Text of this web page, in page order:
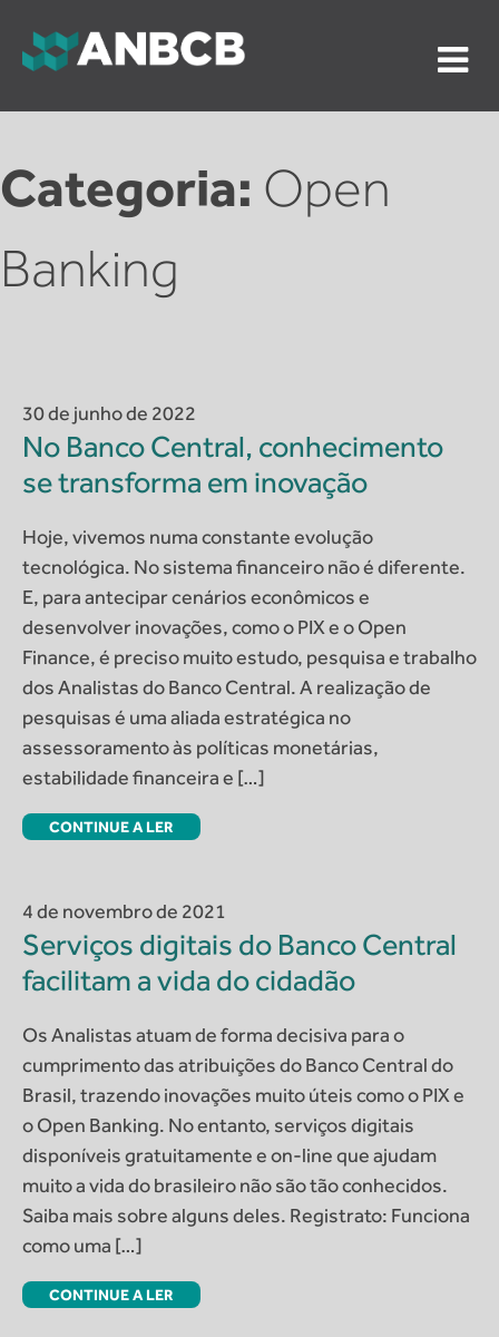
content
Categoria: Open
Banking
30 de junho de 2022
No Banco Central, conhecimento
se transforma em inovação
Hoje, vivemos numa constante evolução
tecnológica. No sistema financeiro não é diferente.
E, para antecipar cenários econômicos e
desenvolver inovações, como o PIX e o Open
Finance, é preciso muito estudo, pesquisa e trabalho
dos Analistas do Banco Central. A realização de
pesquisas é uma aliada estratégica no
assessoramento às políticas monetárias,
estabilidade financeira e […]
CONTINUE A LER
4 de novembro de 2021
Serviços digitais do Banco Central
facilitam a vida do cidadão
Os Analistas atuam de forma decisiva para o
cumprimento das atribuições do Banco Central do
Brasil, trazendo inovações muito úteis como o PIX e
o Open Banking. No entanto, serviços digitais
disponíveis gratuitamente e on-line que ajudam
muito a vida do brasileiro não são tão conhecidos.
Saiba mais sobre alguns deles. Registrato: Funciona
como uma […]
CONTINUE A LER